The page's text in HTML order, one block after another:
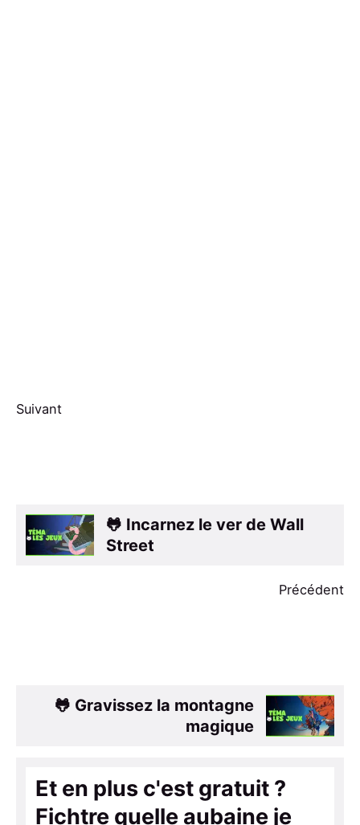
Suivant
🐸 Incarnez le ver de Wall
Street
Précédent
🐸 Gravissez la montagne
magique
Et en plus c'est gratuit ?
Fichtre quelle aubaine je